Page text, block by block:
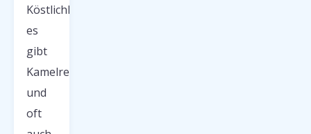
Köstlichkeiten,
es
gibt
Kamelreiten
und
oft